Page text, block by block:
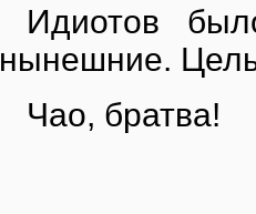
Идиотов
нынешние.
Чао, братва!